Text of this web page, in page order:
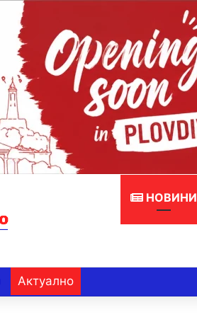
НОВИНИ
Актуално